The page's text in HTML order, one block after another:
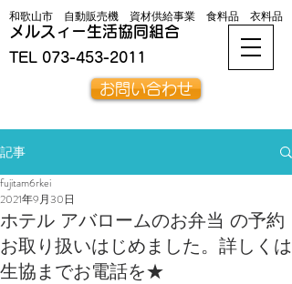
メルスィー生活協同組合
和歌山市 自動販売機 資材供給事業 食料品 衣料品
TEL 073-453-2011
お問い合わせ
記事
ホテル アバロームのお弁当 の予約
お取り扱いはじめました。詳しくは
生協までお電話を★
fujitam6rkei
2021年9月30日